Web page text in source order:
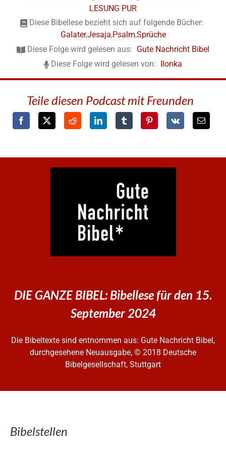
LESUNG PUR
Diese Bibellese bezieht sich auf folgende Bücher:
Galater,Jesaja,Psalm,Sprüche
Diese Folge wird gelesen aus: Gute Nachricht Bibel
Diese Folge wird gelesen von: Ilonka
Teile diesen Podcast mit Freunden
DIE GANZE BIBEL: Bibellese für den 15.
September 2024
Die Bibeltexte sind entnommen aus: Gute Nachricht Bibel,
durchgesehene Neuausgabe, © 2018 Deutsche
Bibelgesellschaft, Stuttgart
Bibelstellen